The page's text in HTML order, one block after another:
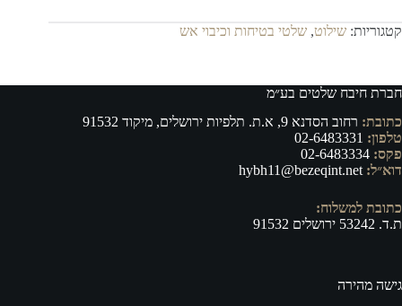
קטגוריות: שילוט, שלטי בטיחות וכיבוי אש
חברת חיבח שלטים בע״מ
כתובת: רחוב הסדנא 9, א.ת. תלפיות ירושלים, מיקוד 91532
טלפון: 02-6483331
פקס:
דוא״ל: hybh11@bezeqint.net
כתובת למשלוח:
ת.ד. 53242 ירושלים 91532
גישה מהירה